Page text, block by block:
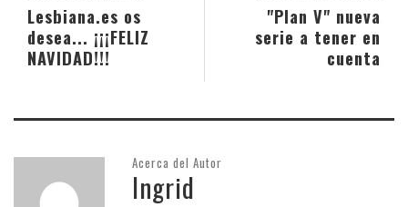
"Plan V" nueva
serie a tener en
cuenta
Lesbiana.es os
desea... ¡¡¡FELIZ
NAVIDAD!!!
Acerca del Autor
Ingrid